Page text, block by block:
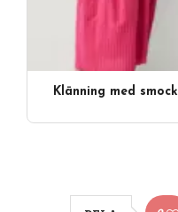
Klänning med smock